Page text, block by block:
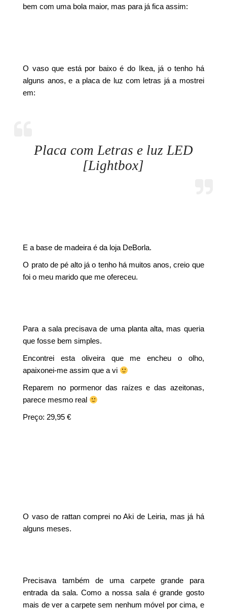
bem com uma bola maior, mas para já fica assim:
O vaso que está por baixo é do Ikea, já o tenho há
alguns anos, e a placa de luz com letras já a mostrei
em:
Placa com Letras e luz LED
[Lightbox]
E a base de madeira é da loja DeBorla.
O prato de pé alto já o tenho há muitos anos, creio que
foi o meu marido que me ofereceu.
Para a sala precisava de uma planta alta, mas queria
que fosse bem simples.
Encontrei esta oliveira que me encheu o olho,
apaixonei-me assim que a vi
Reparem no pormenor das raízes e das azeitonas,
parece mesmo real
Preço: 29,95 €
O vaso de rattan comprei no Aki de Leiria, mas já há
alguns meses.
Precisava também de uma carpete grande para
entrada da sala. Como a nossa sala é grande gosto
mais de ver a carpete sem nenhum móvel por cima, e